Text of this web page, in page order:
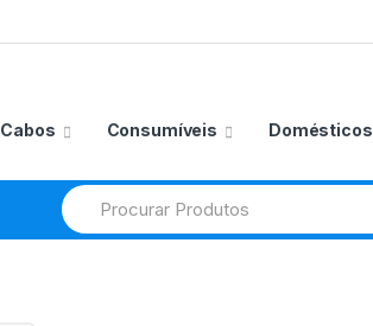
Cabos Consumíveis Domésticos
Procurar
por: